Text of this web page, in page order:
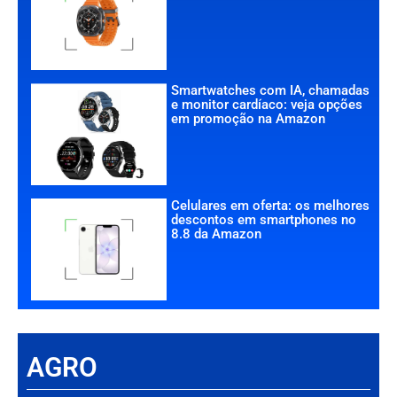
Smartwatches com IA, chamadas
e monitor cardíaco: veja opções
em promoção na Amazon
Celulares em oferta: os melhores
descontos em smartphones no
8.8 da Amazon
AGRO